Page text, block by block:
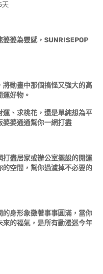
天
婆為靈感，SUNRISEPOP
動畫中那個搞怪又強大的高
好物。
、求桃花，還是單純想為平
婆婆通通幫你一網打盡
盡居家或辦公室擺設的開運
空間，幫你過濾掉不必要的
身形象徵著事事圓滿，當你
的福氣，是所有動漫迷今年